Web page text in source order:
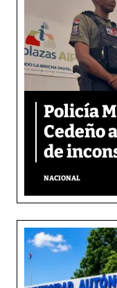
Policía
Cedeño
de
NACIONAL